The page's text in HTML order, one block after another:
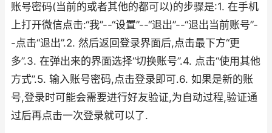
账号密码(当前的或者其他的都可以)的步骤是:1. 在手机
上打开微信点击:“我”--“设置”--“退出”--“退出当前账号”-
-点击“退出”.2. 然后返回登录界面后,点击最下方“更
多”.3. 在弹出来的界面选择“切换账号”.4. 点击“使用其他
方式”.5. 输入账号密码,点击登录即可.6. 如果是新的账
号,登录时可能会需要进行好友验证,为自动过程,验证通
过后再点击一次登录就可以了.